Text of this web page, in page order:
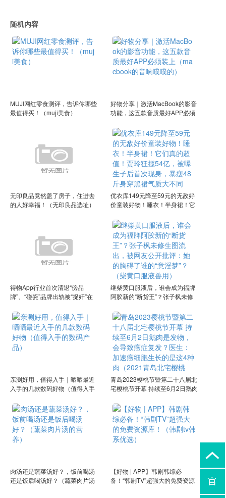
随机内容
MUJI网红零食测评，告诉你哪些
最值得买！（muji美食）
好物分享｜激活MacBook的影音
功能，这五款音质最好APP必须
无印良品竟然盖了房子，住进去
的人好幸福！（无印良品选址）
优衣库149元降至59元的无敌好
价童装好物！睡衣！半身裙！它
曝生子后首次现身，暴瘦48斤身
穿黑裙气质大不同（优衣库的童
装贵不贵）
得物App行业首次清退“傍品
牌”、“碰瓷”品牌出轨被“捉奸”在
打的，看看都是谁（得物品牌专
供是正品吗）
继柴黄口服液后，谁会成为福牌
阿胶新的“断货王”？张子枫未修
的胸碍了谁的“意淫梦”？（柴黄
口服液兽用）
亲测好用，值得入手｜晒晒最近
入手的几款数码好物（值得入手
青岛2023樱桃节暨第二十八届北
宅樱桃节开幕 持续至6月2日鹅肉
生：加速癌细胞生长的是这4种
肉（2021青岛北宅樱桃节）
肉汤还是蔬菜汤好？，饭前喝汤
还是饭后喝汤好？（蔬菜肉片汤
【好物 | APP】韩剧韩综必
备！“韩剧TV”超强大的免费资源